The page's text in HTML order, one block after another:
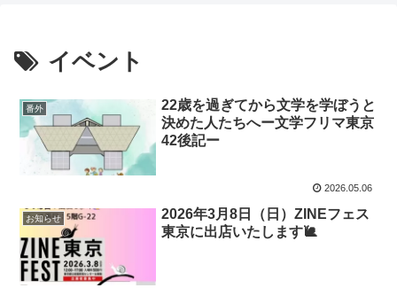
イベント
番外
22歳を過ぎてから文学を学ぼうと
決めた人たちへー文学フリマ東京
42後記ー
2026.05.06
お知らせ
2026年3月8日（日）ZINEフェス
東京に出店いたします🐌